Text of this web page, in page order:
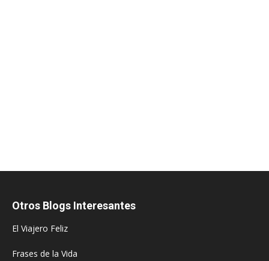
Otros Blogs Interesantes
El Viajero Feliz
Frases de la Vida